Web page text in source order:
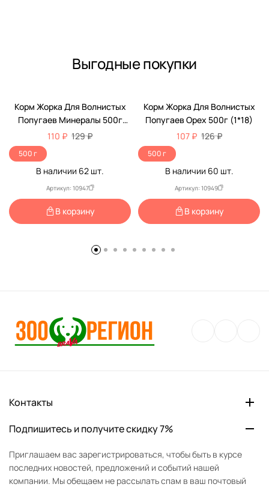
Выгодные покупки
-15%
Корм Жорка Для Волнистых
Попугаев Минералы 500г
(1*18)
110 ₽ 129 ₽
500 г
В наличии 62 шт.
Артикул: 10947
В корзину
-15%
Корм Жорка Для Волнистых
Попугаев Орех 500г (1*18)
107 ₽ 126 ₽
500 г
В наличии 60 шт.
Артикул: 10949
В корзину
Контакты
Подпишитесь и получите скидку 7%
Приглашаем вас зарегистрироваться, чтобы быть в курсе
последних новостей, предложений и событий нашей
компании. Мы обещаем не рассылать спам в ваш почтовый